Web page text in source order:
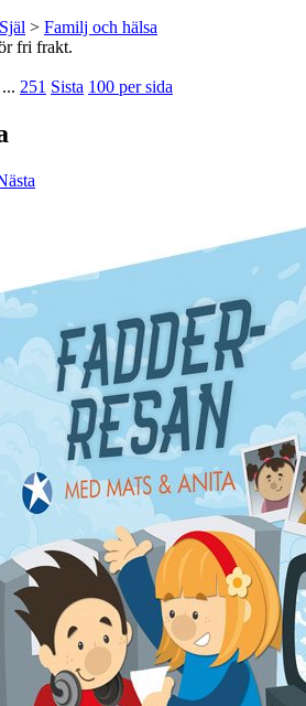
> Familj och hälsa
fri frakt.
... 251 Sista 100 per sida